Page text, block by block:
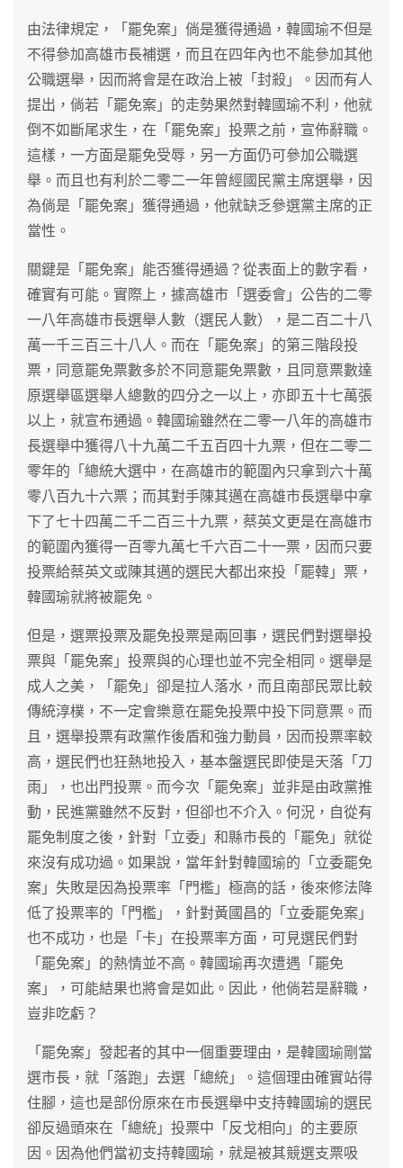
由法律規定，「罷免案」倘是獲得通過，韓國瑜不但是
不得參加高雄市長補選，而且在四年內也不能參加其他
公職選舉，因而將會是在政治上被「封殺」。因而有人
提出，倘若「罷免案」的走勢果然對韓國瑜不利，他就
倒不如斷尾求生，在「罷免案」投票之前，宣佈辭職。
這樣，一方面是罷免受辱，另一方面仍可參加公職選
舉。而且也有利於二零二一年曾經國民黨主席選舉，因
為倘是「罷免案」獲得通過，他就缺乏參選黨主席的正
當性。
關鍵是「罷免案」能否獲得通過？從表面上的數字看，
確實有可能。實際上，據高雄市「選委會」公告的二零
一八年高雄市長選舉人數（選民人數），是二百二十八
萬一千三百三十八人。而在「罷免案」的第三階段投
票，同意罷免票數多於不同意罷免票數，且同意票數達
原選舉區選舉人總數的四分之一以上，亦即五十七萬張
以上，就宣布通過。韓國瑜雖然在二零一八年的高雄市
長選舉中獲得八十九萬二千五百四十九票，但在二零二
零年的「總統大選中，在高雄市的範圍內只拿到六十萬
零八百九十六票；而其對手陳其邁在高雄市長選舉中拿
下了七十四萬二千二百三十九票，蔡英文更是在高雄市
的範圍內獲得一百零九萬七千六百二十一票，因而只要
投票給蔡英文或陳其邁的選民大都出來投「罷韓」票，
韓國瑜就將被罷免。
但是，選票投票及罷免投票是兩回事，選民們對選舉投
票與「罷免案」投票與的心理也並不完全相同。選舉是
成人之美，「罷免」卻是拉人落水，而且南部民眾比較
傳統淳樸，不一定會樂意在罷免投票中投下同意票。而
且，選舉投票有政黨作後盾和強力動員，因而投票率較
高，選民們也狂熱地投入，基本盤選民即使是天落「刀
雨」，也出門投票。而今次「罷免案」並非是由政黨推
動，民進黨雖然不反對，但卻也不介入。何況，自從有
罷免制度之後，針對「立委」和縣市長的「罷免」就從
來沒有成功過。如果說，當年針對韓國瑜的「立委罷免
案」失敗是因為投票率「門檻」極高的話，後來修法降
低了投票率的「門檻」，針對黃國昌的「立委罷免案」
也不成功，也是「卡」在投票率方面，可見選民們對
「罷免案」的熱情並不高。韓國瑜再次遭遇「罷免
案」，可能結果也將會是如此。因此，他倘若是辭職，
豈非吃虧？
「罷免案」發起者的其中一個重要理由，是韓國瑜剛當
選市長，就「落跑」去選「總統」。這個理由確實站得
住腳，這也是部份原來在市長選舉中支持韓國瑜的選民
卻反過頭來在「總統」投票中「反戈相向」的主要原
因。因為他們當初支持韓國瑜，就是被其競選支票吸